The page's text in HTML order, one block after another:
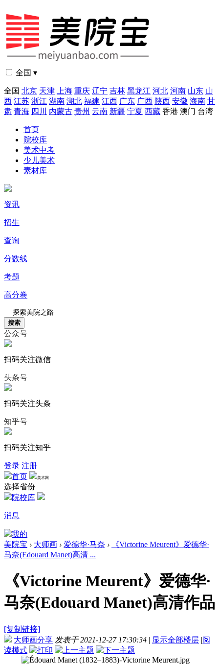
全国 ▾
全国 北京 天津 上海 重庆 辽宁 吉林 黑龙江 河北 河南 山东 山
西 江苏 浙江 湖南 湖北 福建 江西 广东 广西 陕西 安徽 海南 甘
肃 青海 四川 内蒙古 贵州 云南 新疆 宁夏 西藏 香港 澳门 台湾
首页
院校库
美术中考
少儿美术
素材库
资讯
招生
查询
分数线
考题
高分卷
搜索
公众号
扫码关注微信
头条号
扫码关注头条
知乎号
扫码关注知乎
登录 注册
首页
美术网
选择省份
院校库
消息
我的
美院宝 › 大师画 › 爱德华·马奈 ›
《Victorine Meurent》爱德华·
马奈(Edouard Manet)高清 ...
《Victorine Meurent》爱德华·
马奈(Edouard Manet)高清作品
[复制链接]
大师画分享 发表于 2021-12-27 17:30:34 | 显示全部楼层 |阅
读模式